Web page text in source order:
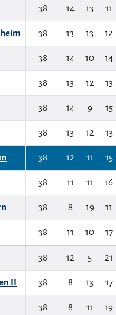
38 14 13 11
38 13 13 12
38 14 10 14
38 13 12 13
38 14 9 15
38 13 12 13
38 12 11 15
38 11 11 16
38 8 19 11
38 11 10 17
38 12 5 21
II 38 8 13 17
38 8 11 19